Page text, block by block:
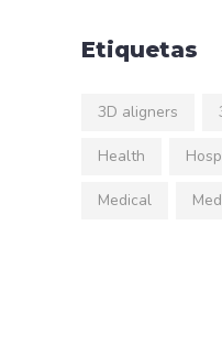
Etiquetas
3D aligners
Health
Medical